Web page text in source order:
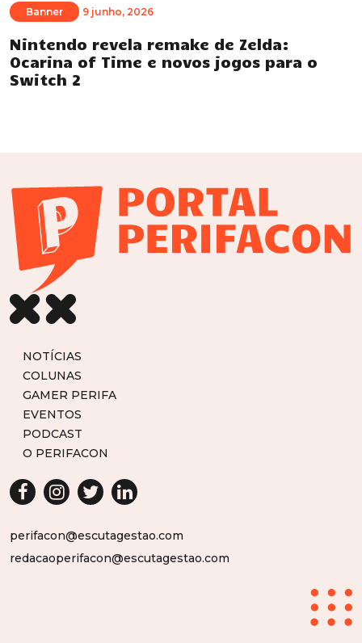
Banner 9 junho, 2026
Nintendo revela remake de Zelda:
Ocarina of Time e novos jogos para o
Switch 2
NOTÍCIAS
COLUNAS
GAMER PERIFA
EVENTOS
PODCAST
O PERIFACON
perifacon@escutagestao.com
redacaoperifacon@escutagestao.com